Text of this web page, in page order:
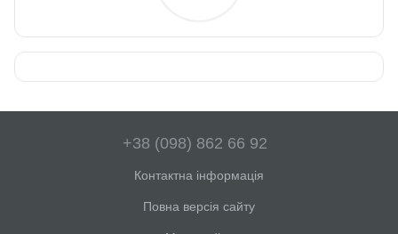
+38 (098) 862 66 92
Контактна інформація
Повна версія сайту